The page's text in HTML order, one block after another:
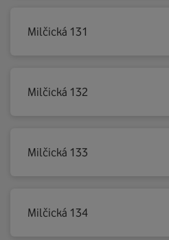
Milčická 131
Milčická 132
Milčická 133
Milčická 134